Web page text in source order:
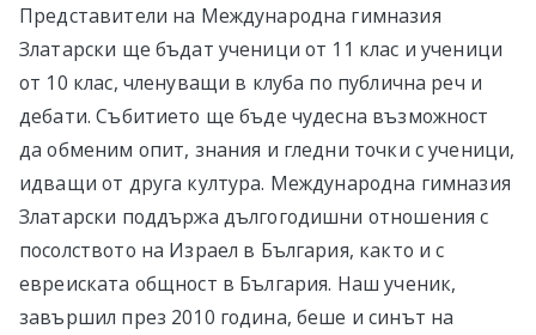
Представители на Международна гимназия
Златарски ще бъдат ученици от 11 клас и ученици
от 10 клас, членуващи в клуба по публична реч и
дебати. Събитието ще бъде чудесна възможност
да обменим опит, знания и гледни точки с ученици,
идващи от друга култура. Международна гимназия
Златарски поддържа дългогодишни отношения с
посолството на Израел в България, както и с
евреиската общност в България. Наш ученик,
завършил през 2010 година, беше и синът на